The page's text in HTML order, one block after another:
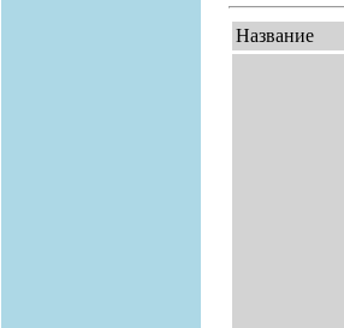
Название